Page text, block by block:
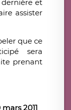
et
assister
que ce
sera
prenant
2011